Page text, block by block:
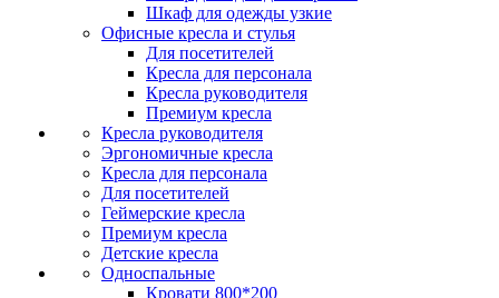
Шкаф для одежды узкие
Офисные кресла и стулья
Для посетителей
Кресла для персонала
Кресла руководителя
Премиум кресла
Кресла руководителя
Эргономичные кресла
Кресла для персонала
Для посетителей
Геймерские кресла
Премиум кресла
Детские кресла
Односпальные
Кровати 800*200